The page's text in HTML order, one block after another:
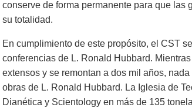
conserve de forma permanente para que las
su totalidad.
En cumplimiento de este propósito, el CST
conferencias de L. Ronald Hubbard.
extensos y se remontan a dos mil años,
obras de L. Ronald Hubbard. La Iglesia de
Dianética y Scientology en más de 135